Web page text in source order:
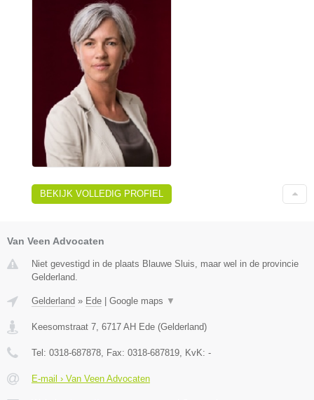
BEKIJK VOLLEDIG PROFIEL
Van Veen Advocaten
Niet gevestigd in de plaats Blauwe Sluis, maar wel in de provincie
Gelderland.
Gelderland » Ede | Google maps ▼
Keesomstraat 7 6717 AH Ede (Gelderland)
Tel: 0318-687878 , Fax: 0318-687819 , KvK: -
E-mail › Van Veen Advocaten